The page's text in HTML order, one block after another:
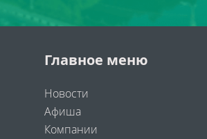
Главное меню
Новости
Афиша
Компании